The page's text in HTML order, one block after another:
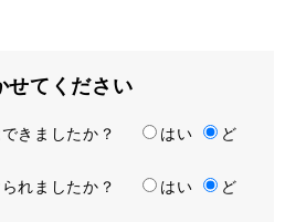
せてください
できましたか？ はい
ど
られましたか？ はい
ど